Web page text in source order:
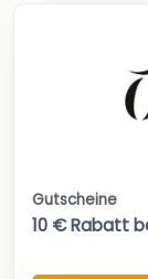
Gutscheine
10 € Rabatt